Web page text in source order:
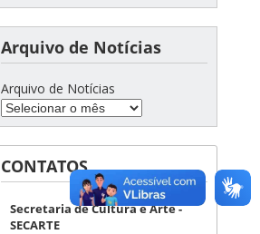
Arquivo de Notícias
Arquivo de Notícias
CONTATOS
Secretaria de Cultura e Arte -
SECARTE